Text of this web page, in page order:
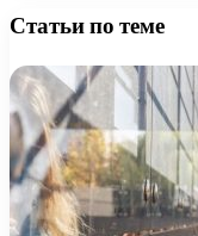
Статьи по теме